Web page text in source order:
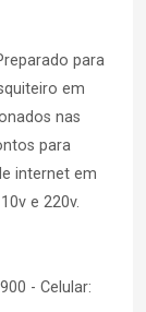
para
em
nas
para
internet em
e 220v.
- Celular: